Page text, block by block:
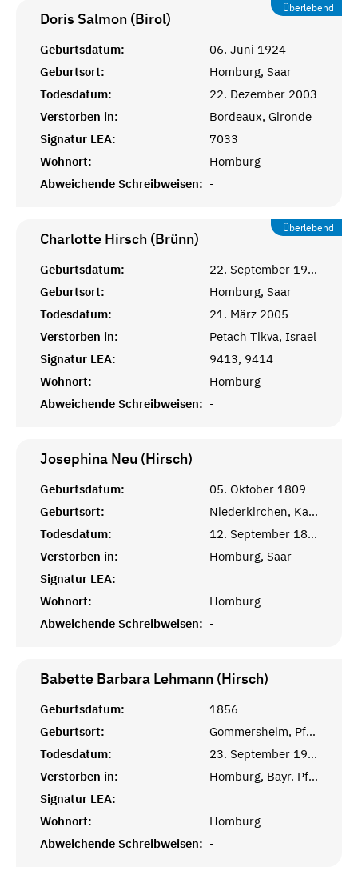
Überlebend
Doris Salmon (Birol)
Geburtsdatum:
06. Juni 1924
Geburtsort:
Homburg, Saar
Todesdatum:
22. Dezember 2003
Verstorben in:
Bordeaux, Gironde
Signatur LEA:
7033
Wohnort:
Homburg
Abweichende Schreibweisen: -
Überlebend
Charlotte Hirsch (Brünn)
Geburtsdatum:
22. September 1923
Geburtsort:
Homburg, Saar
Todesdatum:
21. März 2005
Verstorben in:
Petach Tikva, Israel
Signatur LEA:
9413, 9414
Wohnort:
Homburg
Abweichende Schreibweisen: -
Josephina Neu (Hirsch)
Geburtsdatum:
05. Oktober 1809
Geburtsort:
Niederkirchen, Kaiserslautern, Rheinprovinz
Todesdatum:
12. September 1830
Verstorben in:
Homburg, Saar
Signatur LEA:
Wohnort:
Homburg
Abweichende Schreibweisen: -
Babette Barbara Lehmann (Hirsch)
Geburtsdatum:
1856
Geburtsort:
Gommersheim, Pfalz
Todesdatum:
23. September 1917
Verstorben in:
Homburg, Bayr. Pfalz
Signatur LEA:
Wohnort:
Homburg
Abweichende Schreibweisen: -